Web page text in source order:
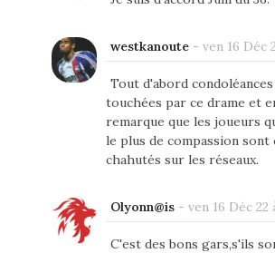
westkanoute- ven 16 Déc
Tout d'abord
touchées par ce drame et
remarque que les joueurs
le plus de compassion sont
chahutés sur les réseaux.
Olyonn@is- ven 16 Déc 22
C'est des bons gars,s'ils